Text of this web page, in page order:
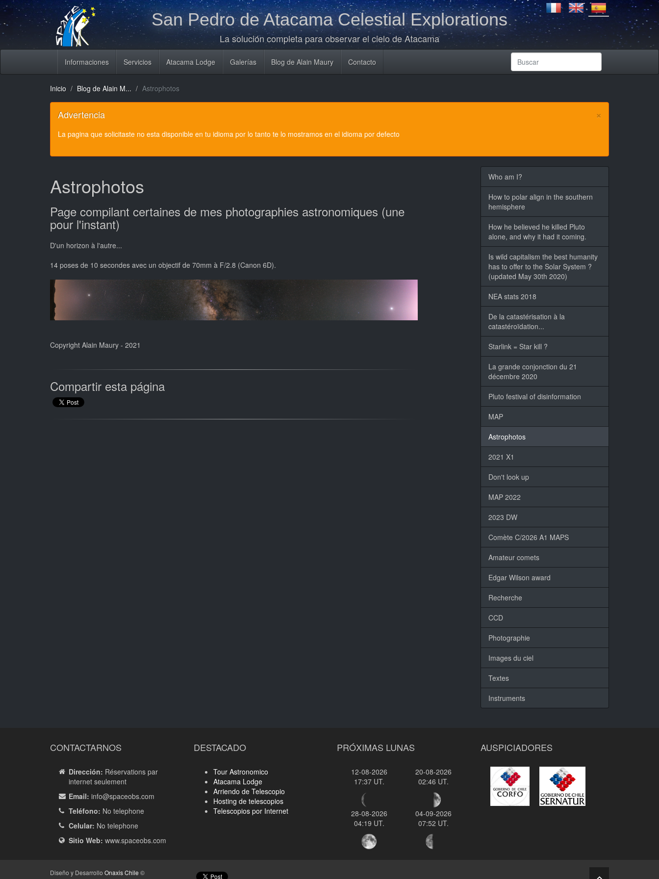
San Pedro de Atacama Celestial Explorations
La solución completa para observar el cielo de Atacama
Informaciones Servicios Atacama Lodge Galerías Blog de Alain Maury Contacto
Inicio Blog de Alain M... Astrophotos
×
Advertencia
La pagina que solicitaste no esta disponible en tu idioma por lo tanto te lo mostramos en el idioma por defecto
Astrophotos
Page compilant certaines de mes photographies astronomiques (une
pour l'instant)
D'un horizon à l'autre...
14 poses de 10 secondes avec un objectif de 70mm à F/2.8 (Canon 6D).
Copyright Alain Maury - 2021
Compartir esta página
Who am I?
How to polar align in the southern
hemisphere
How he believed he killed Pluto
alone, and why it had it coming.
Is wild capitalism the best humanity
has to offer to the Solar System ?
(updated May 30th 2020)
NEA stats 2018
De la catastérisation à la
catastéroïdation...
Starlink = Star kill ?
La grande conjonction du 21
décembre 2020
Pluto festival of disinformation
MAP
Astrophotos
2021 X1
Don't look up
MAP 2022
2023 DW
Comète C/2026 A1 MAPS
Amateur comets
Edgar Wilson award
Recherche
CCD
Photographie
Images du ciel
Textes
Instruments
CONTACTARNOS
Dirección: Réservations par
internet seulement
Email: info@spaceobs.com
Teléfono: No telephone
Celular: No telephone
Sitio Web: www.spaceobs.com
DESTACADO
Tour Astronomico
Atacama Lodge
Arriendo de Telescopio
Hosting de telescopios
Telescopios por Internet
PRÓXIMAS LUNAS
12-08-2026
17:37 UT.
20-08-2026
02:46 UT.
28-08-2026
04:19 UT.
04-09-2026
07:52 UT.
AUSPICIADORES
Diseño y Desarrollo Onaxis Chile ©